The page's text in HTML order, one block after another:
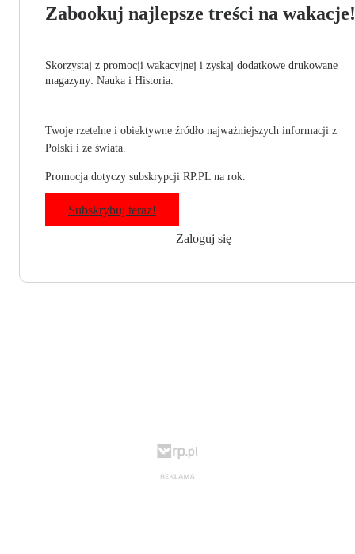
Zabookuj najlepsze treści na wakacje!
Skorzystaj z promocji wakacyjnej i zyskaj dodatkowe drukowane
magazyny: Nauka i Historia.
Twoje rzetelne i obiektywne źródło najważniejszych informacji z
Polski i ze świata.
Promocja dotyczy subskrypcji RP.PL na rok.
Subskrybuj teraz!
Zaloguj się